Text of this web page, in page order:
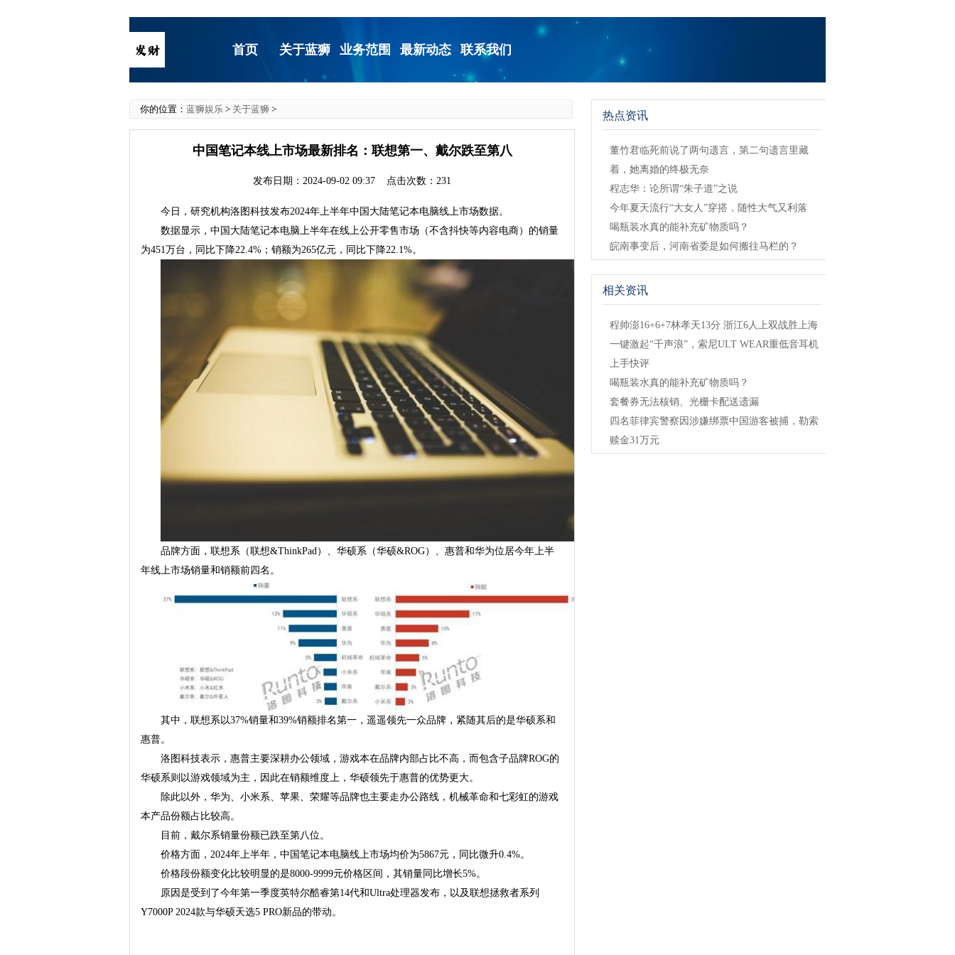
首页 关于蓝狮 业务范围 最新动态 联系我们
你的位置： 蓝狮娱乐 > 关于蓝狮 >
中国笔记本线上市场最新排名：联想第一、戴尔跌至第八
发布日期：2024-09-02 09:37 点击次数：231
今日，研究机构洛图科技发布2024年上半年中国大陆笔记本电脑线上市场数据。
数据显示，中国大陆笔记本电脑上半年在线上公开零售市场（不含抖快等内容电商）的销量
为451万台，同比下降22.4%；销额为265亿元，同比下降22.1%。
品牌方面，联想系（联想&ThinkPad）、华硕系（华硕&ROG）、惠普和华为位居今年上半
年线上市场销量和销额前四名。
其中，联想系以37%销量和39%销额排名第一，遥遥领先一众品牌，紧随其后的是华硕系和
惠普。
洛图科技表示，惠普主要深耕办公领域，游戏本在品牌内部占比不高，而包含子品牌ROG的
华硕系则以游戏领域为主，因此在销额维度上，华硕领先于惠普的优势更大。
除此以外，华为、小米系、苹果、荣耀等品牌也主要走办公路线，机械革命和七彩虹的游戏
本产品份额占比较高。
目前，戴尔系销量份额已跌至第八位。
价格方面，2024年上半年，中国笔记本电脑线上市场均价为5867元，同比微升0.4%。
价格段份额变化比较明显的是8000-9999元价格区间，其销量同比增长5%。
原因是受到了今年第一季度英特尔酷睿第14代和Ultra处理器发布，以及联想拯救者系列
Y7000P 2024款与华硕天选5 PRO新品的带动。
热点资讯
董竹君临死前说了两句遗言，第二句遗言里藏
着，她离婚的终极无奈
程志华：论所谓“朱子道”之说
今年夏天流行“大女人”穿搭，随性大气又利落
喝瓶装水真的能补充矿物质吗？
皖南事变后，河南省委是如何搬往马栏的？
相关资讯
程帅澎16+6+7林孝天13分 浙江6人上双战胜上海
一键激起“千声浪”，索尼ULT WEAR重低音耳机
上手快评
喝瓶装水真的能补充矿物质吗？
套餐券无法核销、光栅卡配送遗漏
四名菲律宾警察因涉嫌绑票中国游客被捕，勒索
赎金31万元